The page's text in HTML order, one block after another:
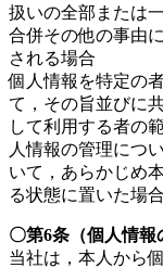
扱いの全部または
合併その他の事由
される場合
個人情報を特定の
て，その旨並びに
して利用する者の
人情報の管理につ
いて，あらかじめ
る状態に置いた場合
〇第6条（個人情報
当社は，本人から